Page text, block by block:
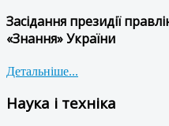
Засідання президії
«Знання» України
Детальніше...
Наука і техніка